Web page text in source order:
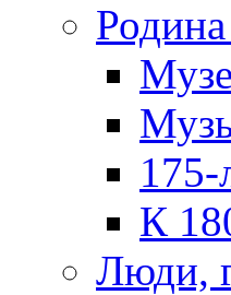
175-
К
Люди,